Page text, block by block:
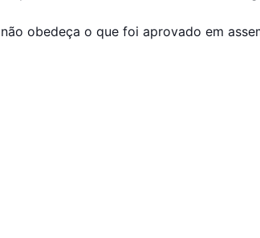
obedeça o que foi aprovado em